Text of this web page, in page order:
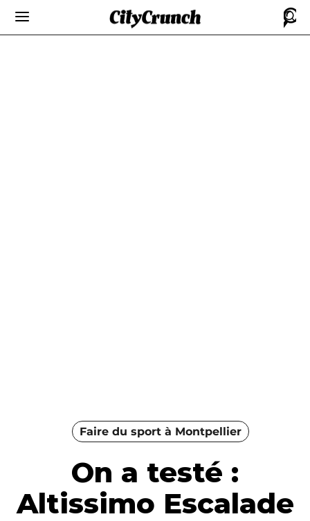
Faire du sport à Montpellier
On a testé :
Altissimo Escalade